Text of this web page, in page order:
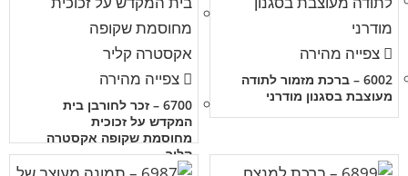
צפייה מהירה
6002 – ברכת מזמור לתודה
מעוצבת בסגנון מודרני
צפייה מהירה
6700 – זכר לחורבן בית
המקדש על זכוכית
מחוסמת שקופה אקסטרה
קליר